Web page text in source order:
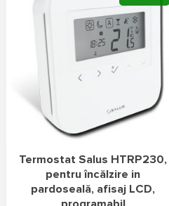
Termostat Salus HTRP230,
pentru încălzire in
pardoseală, afisaj LCD,